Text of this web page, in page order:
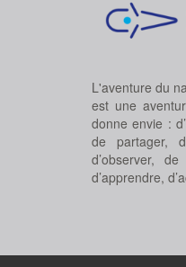
L'aventure du
est une
donne envie :
de partager,
d’observer,
d’apprendre,